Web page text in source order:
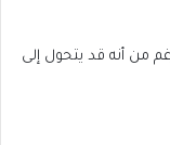
من أنه قد يتحول إلى